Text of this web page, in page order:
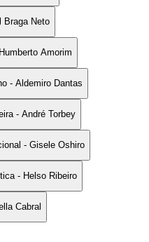
Braga Neto
Amorim
- Aldemiro Dantas
- André Torbey
- Gisele Oshiro
- Helso Ribeiro
Cabral